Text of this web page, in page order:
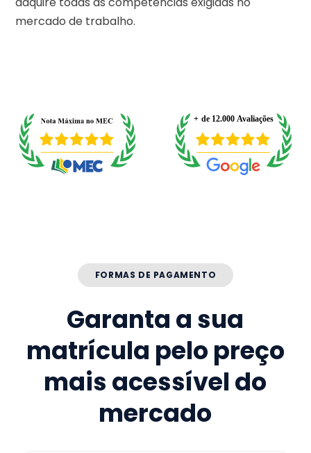
mercado de trabalho.
FORMAS DE PAGAMENTO
Garanta a sua
matrícula pelo preço
mais acessível do
mercado